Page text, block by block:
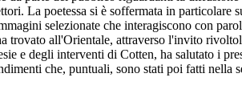
La poetessa si è soffermata in
selezionate che interagiscono con
trovato all'Orientale, attraverso l'invito
e degli interventi di Cotten, ha salutato i
che, puntuali, sono stati poi fatti